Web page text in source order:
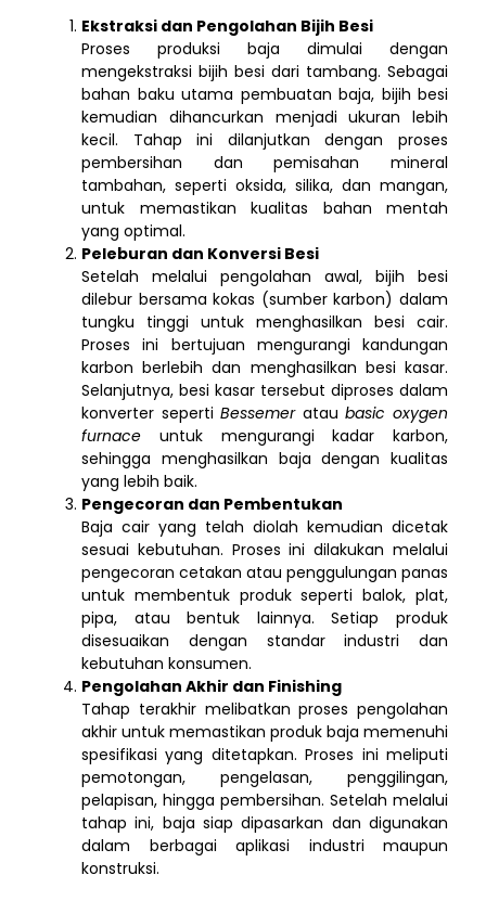
Ekstraksi dan Pengolahan Bijih Besi
Proses produksi baja dimulai dengan
mengekstraksi bijih besi dari tambang. Sebagai
bahan baku utama pembuatan baja, bijih besi
kemudian dihancurkan menjadi ukuran lebih
kecil. Tahap ini dilanjutkan dengan proses
pembersihan dan pemisahan mineral
tambahan, seperti oksida, silika, dan mangan,
untuk memastikan kualitas bahan mentah
yang optimal.
Peleburan dan Konversi Besi
Setelah melalui pengolahan awal, bijih besi
dilebur bersama kokas (sumber karbon) dalam
tungku tinggi untuk menghasilkan besi cair.
Proses ini bertujuan mengurangi kandungan
karbon berlebih dan menghasilkan besi kasar.
Selanjutnya, besi kasar tersebut diproses dalam
konverter sepertiBessemerataubasic oxygen
furnace untuk mengurangi kadar karbon,
sehingga menghasilkan baja dengan kualitas
yang lebih baik.
Pengecoran dan Pembentukan
Baja cair yang telah diolah kemudian dicetak
sesuai kebutuhan. Proses ini dilakukan melalui
pengecoran cetakan atau penggulungan panas
untuk membentuk produk seperti balok, plat,
pipa, atau bentuk lainnya. Setiap produk
disesuaikan dengan standar industri dan
kebutuhan konsumen.
Pengolahan Akhir dan Finishing
Tahap terakhir melibatkan proses pengolahan
akhir untuk memastikan produk baja memenuhi
spesifikasi yang ditetapkan. Proses ini meliputi
pemotongan, pengelasan, penggilingan,
pelapisan, hingga pembersihan. Setelah melalui
tahap ini, baja siap dipasarkan dan digunakan
dalam berbagai aplikasi industri maupun
konstruksi.